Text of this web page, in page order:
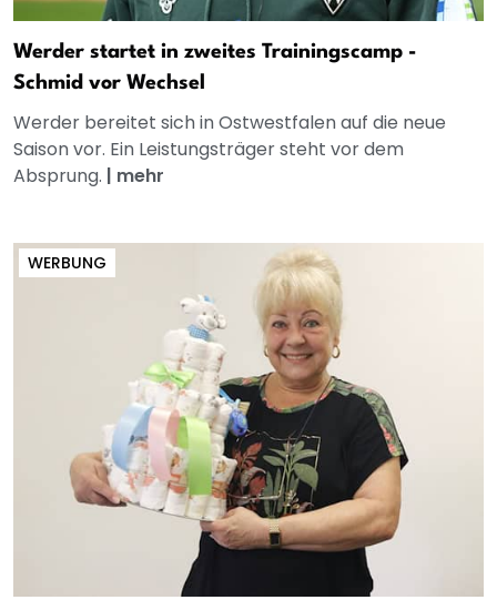
Werder startet in zweites Trainingscamp -
Schmid vor Wechsel
Werder bereitet sich in Ostwestfalen auf die neue
Saison vor. Ein Leistungsträger steht vor dem
Absprung. | mehr
WERBUNG